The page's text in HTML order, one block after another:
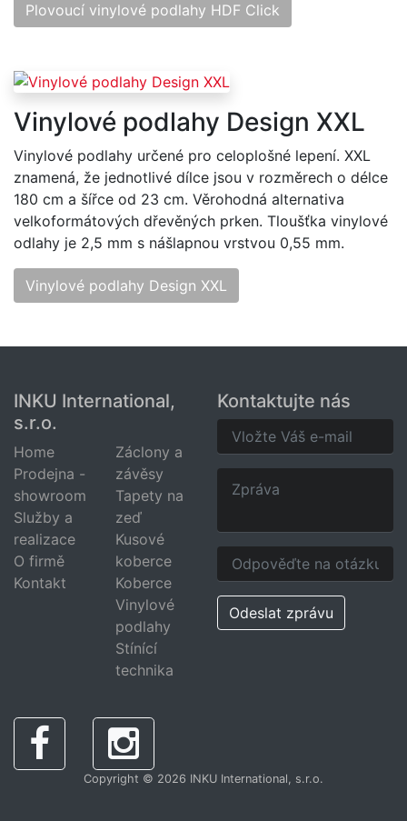
Plovoucí vinylové podlahy HDF Click
Vinylové podlahy Design XXL
Vinylové podlahy určené pro celoplošné lepení. XXL
znamená, že jednotlivé dílce jsou v rozměrech o délce
180 cm a šířce od 23 cm. Věrohodná alternativa
velkoformátových dřevěných prken. Tloušťka vinylové
odlahy je 2,5 mm s nášlapnou vrstvou 0,55 mm.
Vinylové podlahy Design XXL
INKU International,
s.r.o.
Home
Prodejna -
showroom
Služby a
realizace
O firmě
Kontakt
Záclony a
závěsy
Tapety na
zeď
Kusové
koberce
Koberce
Vinylové
podlahy
Stínící
technika
Kontaktujte nás
Odeslat zprávu
Copyright © 2026 INKU International, s.r.o.